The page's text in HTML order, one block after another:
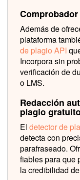
Además de
plataforma
de plagio API
Incorpora sin
verificación de
o LMS.
Redacción
plagio
El detector de
detecta con
parafraseado.
fiables para que
la credibilidad